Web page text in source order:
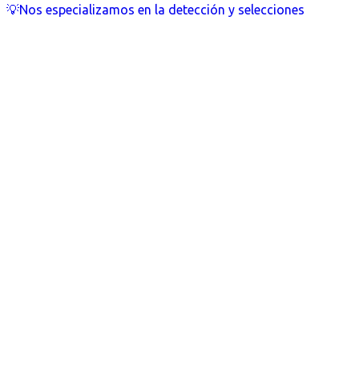
💡Nos especializamos en la detección y selecciones